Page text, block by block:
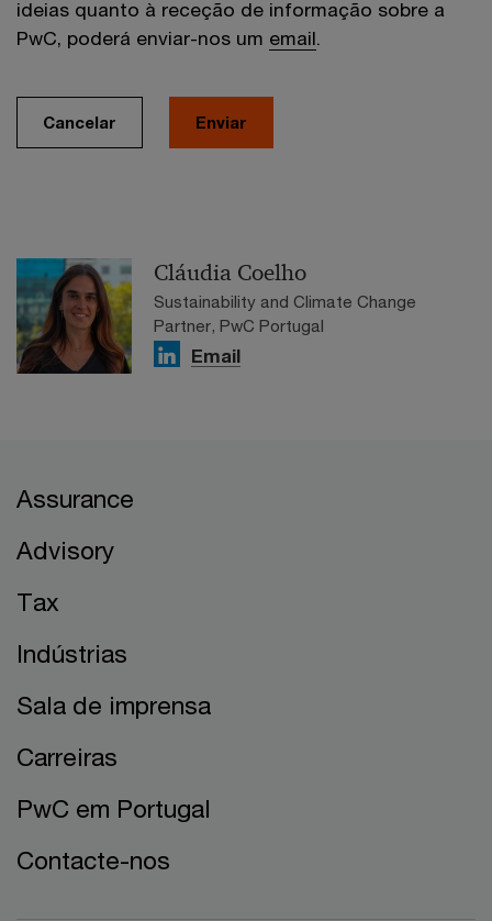
ideias quanto à receção de informação sobre a
PwC, poderá enviar-nos um email.
Cancelar Enviar
Cláudia Coelho
Sustainability and Climate Change
Partner, PwC Portugal
Email
Assurance
Advisory
Tax
Indústrias
Sala de imprensa
Carreiras
PwC em Portugal
Contacte-nos